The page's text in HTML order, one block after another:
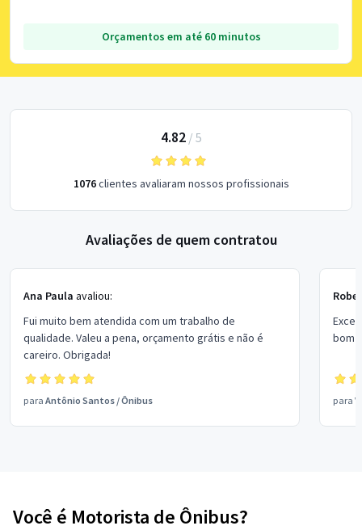
Orçamentos em até 60 minutos
4.82/ 5
1076clientes avaliaram nossos profissionais
Avaliações de quem contratou
Ana Paula avaliou:
Fui muito bem atendida com um trabalho de
qualidade. Valeu a pena, orçamento grátis e não é
careiro. Obrigada!
para Antônio Santos /Ônibus
bom
para
Você é Motorista de Ônibus?